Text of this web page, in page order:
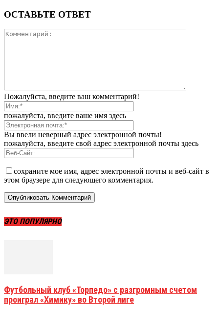
ОСТАВЬТЕ ОТВЕТ
Пожалуйста, введите ваш комментарий!
пожалуйста, введите ваше имя здесь
Вы ввели неверный адрес электронной почты!
пожалуйста, введите свой адрес электронной почты здесь
сохраните мое имя, адрес электронной почты и веб-сайт в
этом браузере для следующего комментария.
ЭТО ПОПУЛЯРНО
Футбольный клуб «Торпедо» с разгромным счетом
проиграл «Химику» во Второй лиге